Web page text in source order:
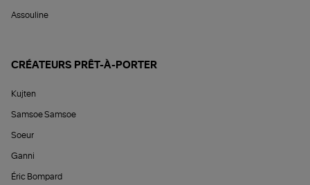
Assouline
CRÉATEURS PRÊT-À-PORTER
Kujten
Samsoe Samsoe
Soeur
Ganni
Éric Bompard